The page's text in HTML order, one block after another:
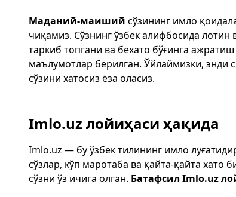
Маданий-маиший сўзининг имло
чиқамиз. Сўзнинг ўзбек алифбосида
таркиб топгани ва бехато бўғинга
маълумотлар берилган. Ўйлаймизки, энди
сўзини хатосиз ёза оласиз.
Imlo.uz лойиҳаси ҳақида
Imlo.uz — бу ўзбек тилининг имло
сўзлар, кўп маротаба ва қайта-қайта хато
сўзни ўз ичига олган. Батафсил Imlo.uz